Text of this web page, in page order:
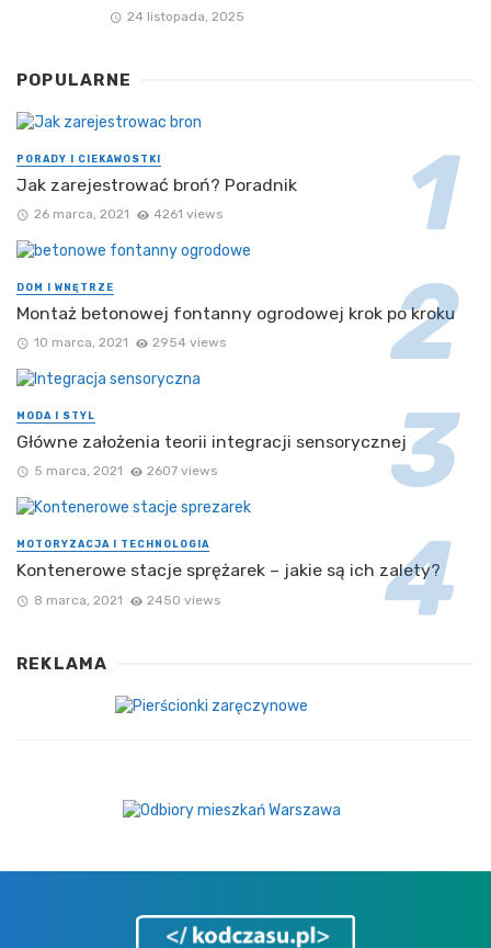
24 listopada, 2025
POPULARNE
PORADY I CIEKAWOSTKI
Jak zarejestrować broń? Poradnik
26 marca, 2021 4261 views
DOM I WNĘTRZE
Montaż betonowej fontanny ogrodowej krok po kroku
10 marca, 2021 2954 views
MODA I STYL
Główne założenia teorii integracji sensorycznej
5 marca, 2021 2607 views
MOTORYZACJA I TECHNOLOGIA
Kontenerowe stacje sprężarek – jakie są ich zalety?
8 marca, 2021 2450 views
REKLAMA